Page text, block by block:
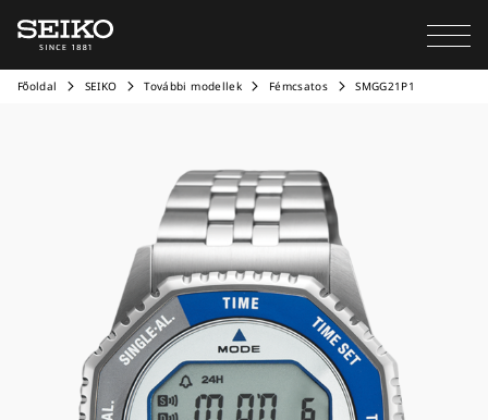
Főoldal SEIKO További modellek Fémcsatos SMGG21P1